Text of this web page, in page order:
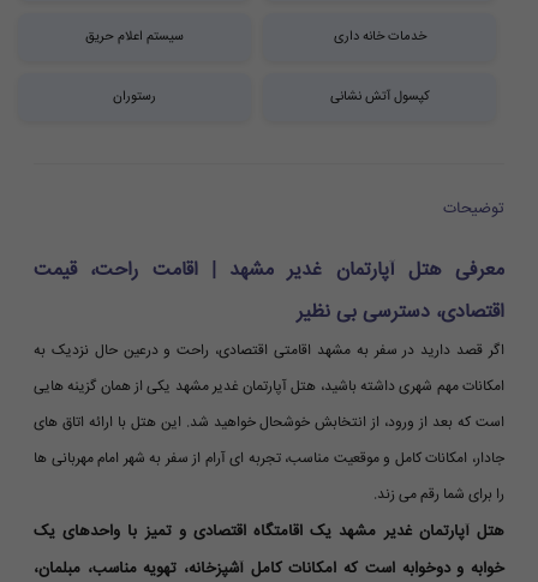
خدمات خانه داری سیستم اعلام حریق
کپسول آتش نشانی رستوران
توضیحات
معرفی هتل آپارتمان غدیر مشهد | اقامت راحت، قیمت
اقتصادی، دسترسی بی نظیر
اگر قصد دارید در سفر به مشهد اقامتی اقتصادی، راحت و درعین حال نزدیک به
امکانات مهم شهری داشته باشید، هتل آپارتمان غدیر مشهد یکی از همان گزینه هایی
است که بعد از ورود، از انتخابش خوشحال خواهید شد. این هتل با ارائه اتاق های
جادار، امکانات کامل و موقعیت مناسب، تجربه ای آرام از سفر به شهر امام مهربانی ها
را برای شما رقم می زند.
هتل آپارتمان غدیر مشهد یک اقامتگاه اقتصادی و تمیز با واحدهای یک
خوابه و دوخوابه است که امکانات کامل آشپزخانه، تهویه مناسب، مبلمان،